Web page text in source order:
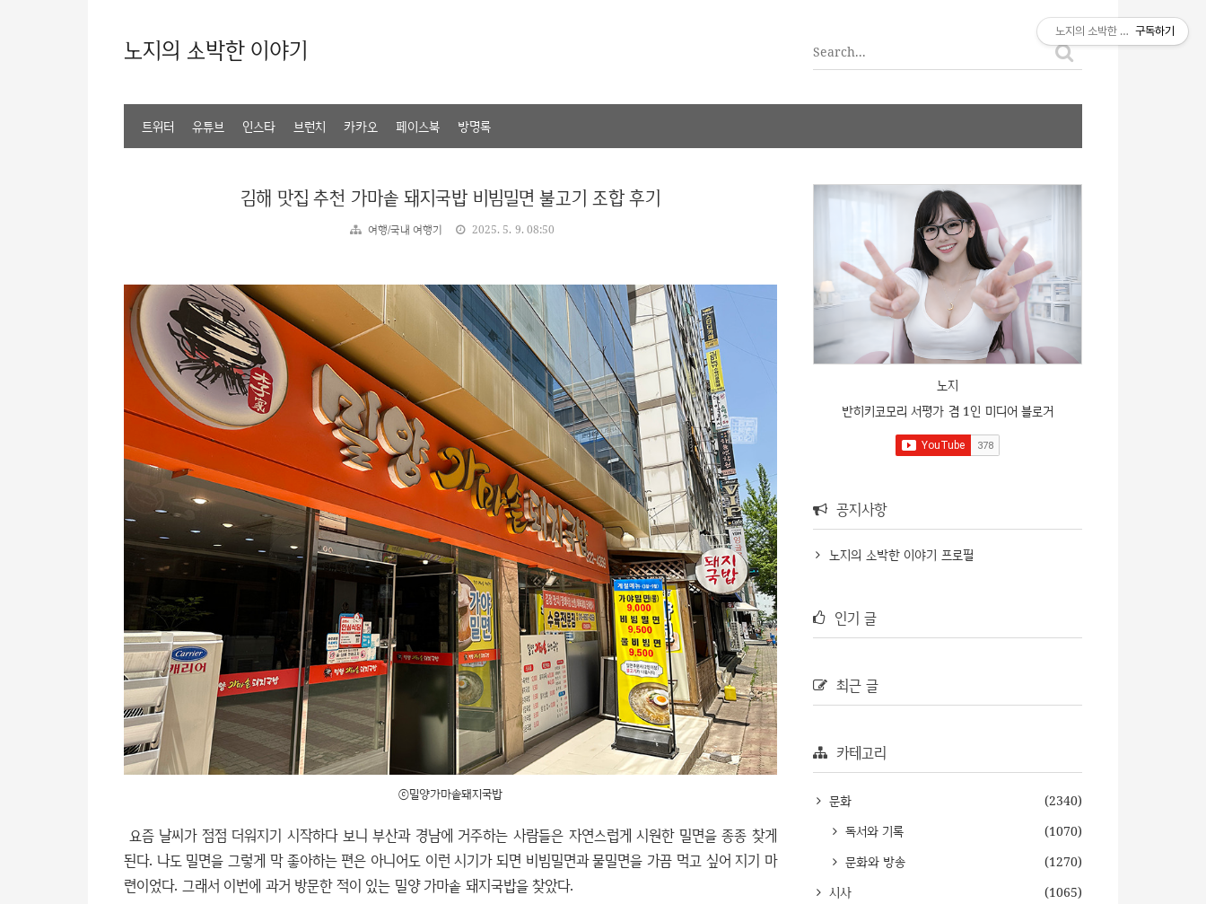
노지의 소박한 이야기
트위터 유튜브 인스타 브런치 카카오 페이스북 방명록
김해 맛집 추천 가마솥 돼지국밥 비빔밀면 불고기 조합 후기
여행/국내 여행기 2025. 5. 9. 08:50
ⓒ밀양가마솥돼지국밥
요즘 날씨가 점점 더워지기 시작하다 보니 부산과 경남에 거주하는 사람들은 자연스럽게 시원한 밀면을 종종 찾게
된다. 나도 밀면을 그렇게 막 좋아하는 편은 아니어도 이런 시기가 되면 비빔밀면과 물밀면을 가끔 먹고 싶어 지기 마
련이었다. 그래서 이번에 과거 방문한 적이 있는 밀양 가마솥 돼지국밥을 찾았다.
노지
반히키코모리 서평가 겸 1인 미디어 블로거
공지사항
노지의 소박한 이야기 프로필
인기 글
최근 글
카테고리
문화
(2340)
독서와 기록
(1070)
문화와 방송
(1270)
시사
(1065)
노지의 소박한 이야기구독하기